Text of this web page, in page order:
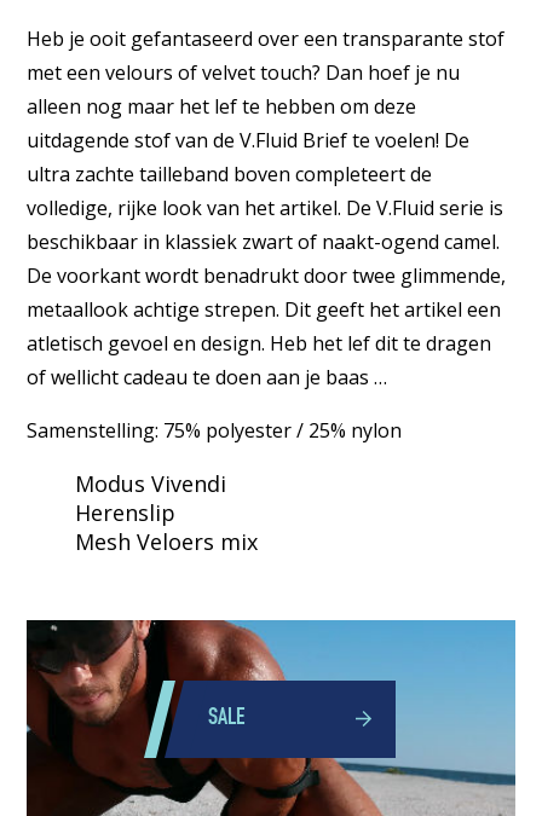
Heb je ooit gefantaseerd over een transparante stof
met een velours of velvet touch? Dan hoef je nu
alleen nog maar het lef te hebben om deze
uitdagende stof van de V.Fluid Brief te voelen! De
ultra zachte tailleband boven completeert de
volledige, rijke look van het artikel. De V.Fluid serie is
beschikbaar in klassiek zwart of naakt-ogend camel.
De voorkant wordt benadrukt door twee glimmende,
metaallook achtige strepen. Dit geeft het artikel een
atletisch gevoel en design. Heb het lef dit te dragen
of wellicht cadeau te doen aan je baas …
Samenstelling: 75% polyester / 25% nylon
Modus Vivendi
Herenslip
Mesh Veloers mix
SALE